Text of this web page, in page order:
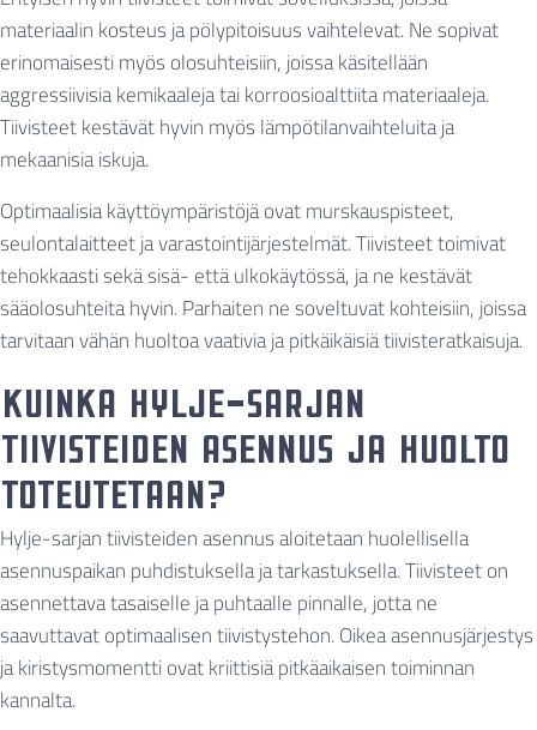
materiaalin kosteus ja pölypitoisuus vaihtelevat. Ne sopivat
erinomaisesti myös olosuhteisiin, joissa käsitellään
aggressiivisia kemikaaleja tai korroosioalttiita materiaaleja.
Tiivisteet kestävät hyvin myös lämpötilanvaihteluita ja
mekaanisia iskuja.
Optimaalisia käyttöympäristöjä ovat murskauspisteet,
seulontalaitteet ja varastointijärjestelmät. Tiivisteet toimivat
tehokkaasti sekä sisä- että ulkokäytössä, ja ne kestävät
sääolosuhteita hyvin. Parhaiten ne soveltuvat kohteisiin, joissa
tarvitaan vähän huoltoa vaativia ja pitkäikäisiä tiivisteratkaisuja.
Kuinka Hylje-sarjan
tiivisteiden asennus ja huolto
toteutetaan?
Hylje-sarjan tiivisteiden asennus aloitetaan huolellisella
asennuspaikan puhdistuksella ja tarkastuksella. Tiivisteet on
asennettava tasaiselle ja puhtaalle pinnalle, jotta ne
saavuttavat optimaalisen tiivistystehon. Oikea asennusjärjestys
ja kiristysmomentti ovat kriittisiä pitkäaikaisen toiminnan
kannalta.